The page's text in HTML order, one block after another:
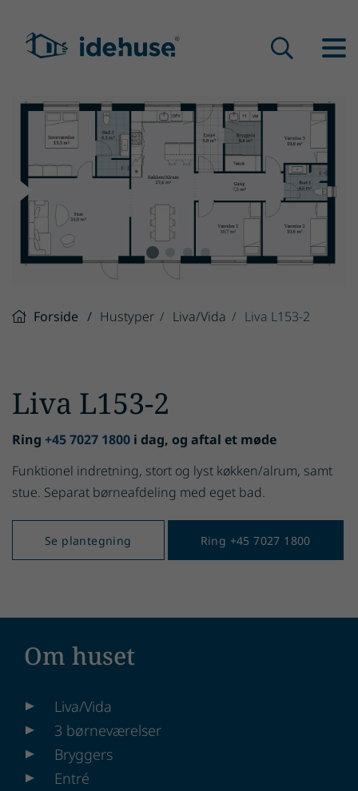
Forside Hustyper Liva/Vida Liva L153-2
Liva L153-2
Ring +45 7027 1800 i dag, og aftal et møde
Funktionel indretning, stort og lyst køkken/alrum, samt
stue. Separat børneafdeling med eget bad.
Se plantegning Ring +45 7027 1800
Om huset
Liva/Vida
3 børneværelser
Bryggers
Entré